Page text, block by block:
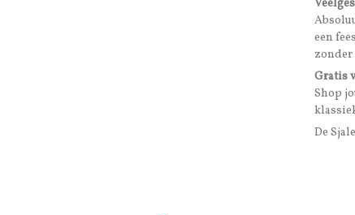
een
zonder
Gratis
Shop
De